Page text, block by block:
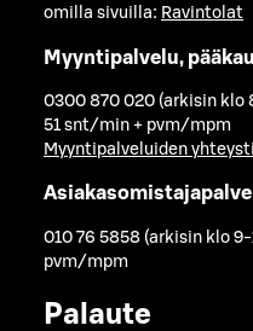
omilla sivuilla: Ravintolat
Myyntipalvelu,
0300 870 020 (arkisin klo
51 snt/min + pvm/mpm
Myyntipalveluiden
010 76 5858 (arkisin klo 9-
pvm/mpm
Palaute